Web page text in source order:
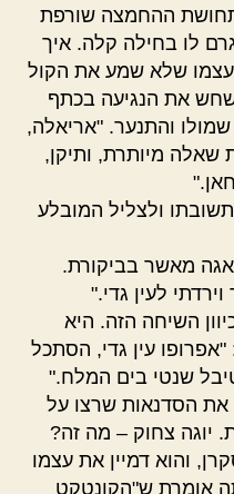
ההחמצה שורפת
לו בחילה קלה. איך
שלא שמע את הקול
את הנגיעה בכתף
והתנער. "אריאלה,
מיותרת, ותיקן,
ולצליל המובלע
מאשר בביקורת.
לעין גדי."
השיחה הזה. היא
עין גדי, הסתכל
שנטי בים המלח."
את הסדנאות שרצו על
יוגה צחוק – מה זה?
והוא דמיין את עצמו
אומרת ש"הקונטקט